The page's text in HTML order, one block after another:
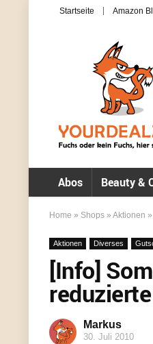
Startseite Amazon
Abos Beauty &
Home » Shops » Aktionen »
Aktionen Diverses
[Info]
Markus
30. Juli 2010